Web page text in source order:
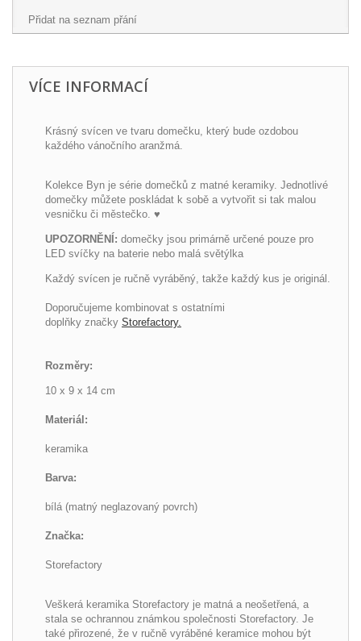
Přidat na seznam přání
VÍCE INFORMACÍ
Krásný svícen ve tvaru domečku, který bude ozdobou
každého vánočního aranžmá.
Kolekce Byn je série domečků z matné keramiky. Jednotlivé
domečky můžete poskládat k sobě a vytvořit si tak malou
vesničku či městečko. ♥
UPOZORNĚNÍ: domečky jsou primárně určené pouze pro
LED svíčky na baterie nebo malá světýlka
Každý svícen je ručně vyráběný, takže každý kus je originál.
Doporučujeme kombinovat s ostatními
doplňky značky Storefactory.
Rozměry:
10 x 9 x 14 cm
Materiál:
keramika
Barva:
bílá (matný neglazovaný povrch)
Značka:
Storefactory
Veškerá keramika Storefactory je matná a neošetřená, a
stala se ochrannou známkou společnosti Storefactory. Je
také přirozené, že v ručně vyráběné keramice mohou být